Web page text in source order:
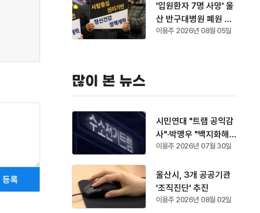
등록
'입원환자 7명 사망' 울
산 반구대병원 폐원 수
순
이용주 2026년 08월 05일
많이 본 뉴스
시민연대 "트램 공익감
사"·박맹우 "백지화해
야"
이용주 2026년 07월 30일
울산시, 3개 공공기관
'조직진단' 추진
이용주 2026년 08월 02일